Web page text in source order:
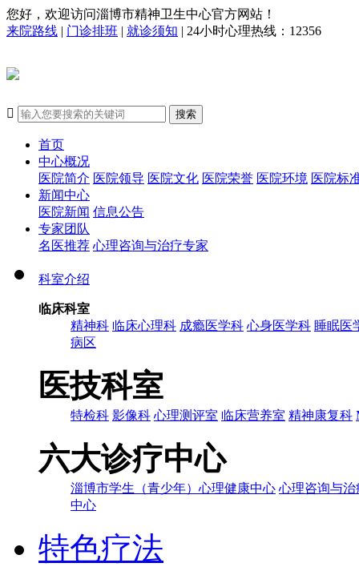
您好，欢迎访问淄博市精神卫生中心官方网站！
来院路线 | 门诊排班 | 就诊须知 | 24小时心理热线：12356
 搜索
首页
中心概况
医院简介 医院领导 医院文化 医院荣誉 医院环境 医院标
新闻中心
医院新闻 信息公告
专家团队
名医推荐 心理咨询与治疗专家
科室介绍
临床科室
精神科 临床心理科 成瘾医学科 心身医学科 睡眠医
病区
医技科室
特检科 影像科 心理测评室 临床营养室 精神康复科
六大诊疗中心
淄博市学生（青少年）心理健康中心 心理咨询与治
中心
特色疗法